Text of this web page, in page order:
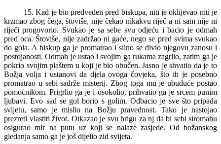
15. Kad je bio predveden pred biskupa, niti je oklijevao niti je
krzmao zbog čega, štoviše, nije čekao nikakvu riječ a ni sam nije ni
riječi progovorio. Svukao je sa sebe svu odjeću i bacio je odmah
pred oca. Štoviše, nije zadržao ni gaće, nego se pred svima svukao
do gola. A biskup ga je promatrao i silno se divio njegovu zanosu i
postojanosti. Odmah je ustao i svojim ga rukama zagrlio, zatim ga je
pokrio svojim plaštem u koji je bio obučen. Jasno je shvatio da je to
Božja volja i ustanovi da djela ovoga čovjeka, što ih je posebno
promatrao u sebi sadrže misterij. Zbog toga mu je ubuduće postao
pomoćnikom. Prigrlio ga je i osokolio, prihvatio ga je srcem punim
ljubavi. Evo sad se gol borio s golim. Odbacio je sve što pripada
svijetu, samo je mislio na Božju pravednost. Tako je nastojao
prezreti vlastiti život. Otkazao je svu brigu za nj da bi sebi siromahu
osigurao mir na putu uz koji se nalaze zasjede. Od božanskog
gledanja samo ga je još dijelio zid svijeta.